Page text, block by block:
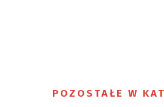
POZOSTAŁE W